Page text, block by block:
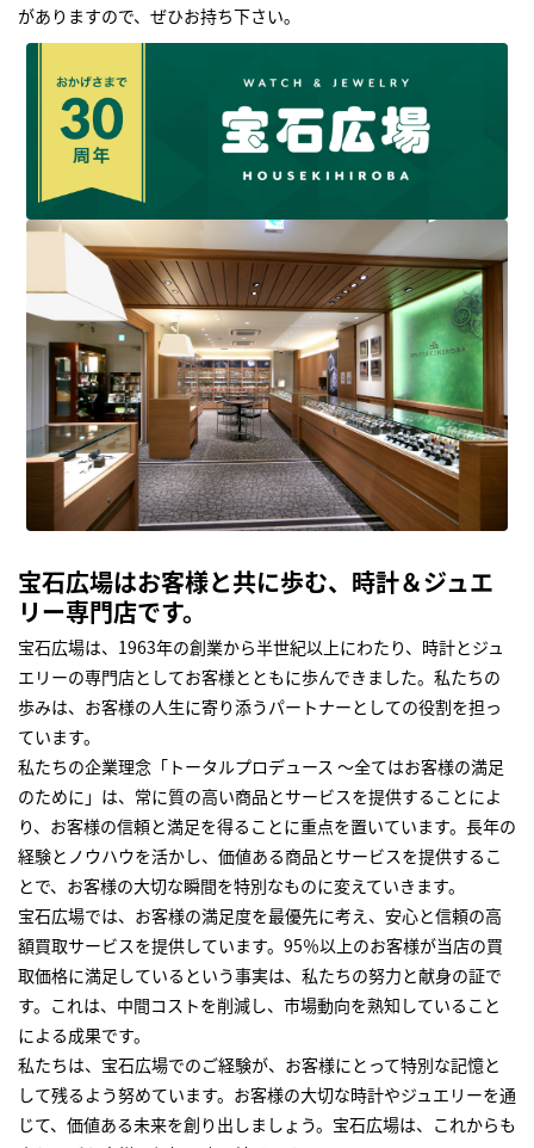
がありますので、ぜひお持ち下さい｡
宝石広場はお客様と共に歩む、時計＆ジュエ
リー専門店です。
宝石広場は、1963年の創業から半世紀以上にわたり、時計とジュ
エリーの専門店としてお客様とともに歩んできました。私たちの
歩みは、お客様の人生に寄り添うパートナーとしての役割を担っ
ています。
私たちの企業理念「トータルプロデュース ～全てはお客様の満足
のために」は、常に質の高い商品とサービスを提供することによ
り、お客様の信頼と満足を得ることに重点を置いています。長年の
経験とノウハウを活かし、価値ある商品とサービスを提供するこ
とで、お客様の大切な瞬間を特別なものに変えていきます。
宝石広場では、お客様の満足度を最優先に考え、安心と信頼の高
額買取サービスを提供しています。95％以上のお客様が当店の買
取価格に満足しているという事実は、私たちの努力と献身の証で
す。これは、中間コストを削減し、市場動向を熟知していること
による成果です。
私たちは、宝石広場でのご経験が、お客様にとって特別な記憶と
して残るよう努めています。お客様の大切な時計やジュエリーを通
じて、価値ある未来を創り出しましょう。宝石広場は、これからも